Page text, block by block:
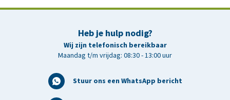
Heb je hulp nodig?
Wij zijn telefonisch bereikbaar
Maandag t/m vrijdag: 08:30 - 13:00 uur
Stuur ons een WhatsApp bericht